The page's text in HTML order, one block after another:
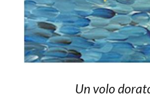
Un volo